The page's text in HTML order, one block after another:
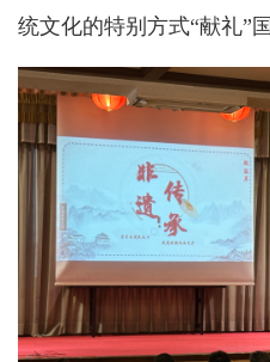
统文化的特别方式“献礼”国